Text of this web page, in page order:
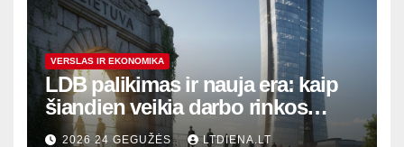
VERSLAS IR EKONOMIKA
LDB palikimas ir nauja era: kaip
šiandien veikia darbo rinkos
variklis Lietuvoje?
2026 24 GEGUŽĖS LTDIENA.LT